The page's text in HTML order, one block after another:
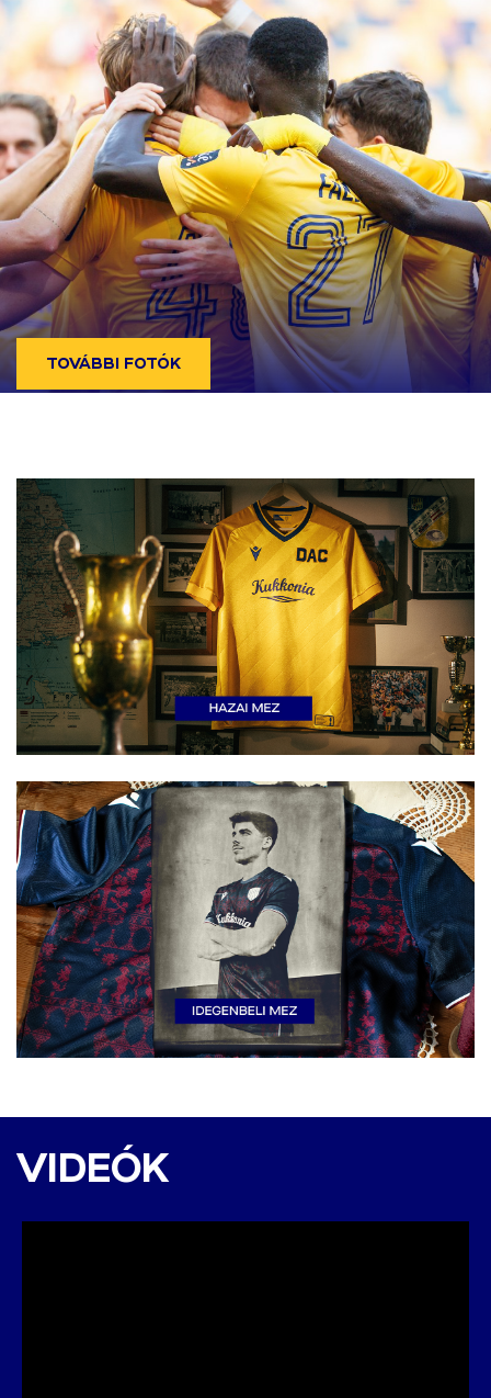
TOVÁBBI FOTÓK
VIDEÓK
0:3 (0:2)